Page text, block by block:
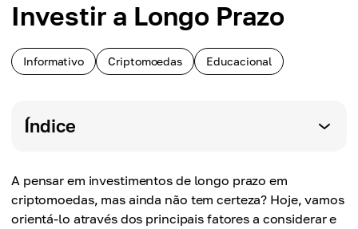
Investir a Longo Prazo
Informativo Criptomoedas Educacional
Índice
A pensar em investimentos de longo prazo em
criptomoedas, mas ainda não tem certeza? Hoje, vamos
orientá-lo através dos principais fatores a considerar e